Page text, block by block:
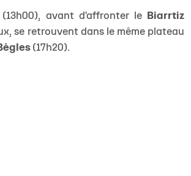
(13h00), avant d'affronter le
Biarrtiz
se retrouvent dans le même plateau
(17h20).